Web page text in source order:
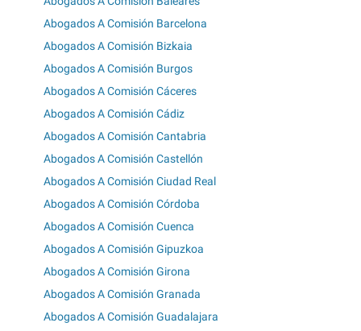
Abogados A Comisión Barcelona
Abogados A Comisión Bizkaia
Abogados A Comisión Burgos
Abogados A Comisión Cáceres
Abogados A Comisión Cádiz
Abogados A Comisión Cantabria
Abogados A Comisión Castellón
Abogados A Comisión Ciudad Real
Abogados A Comisión Córdoba
Abogados A Comisión Cuenca
Abogados A Comisión Gipuzkoa
Abogados A Comisión Girona
Abogados A Comisión Granada
Abogados A Comisión Guadalajara